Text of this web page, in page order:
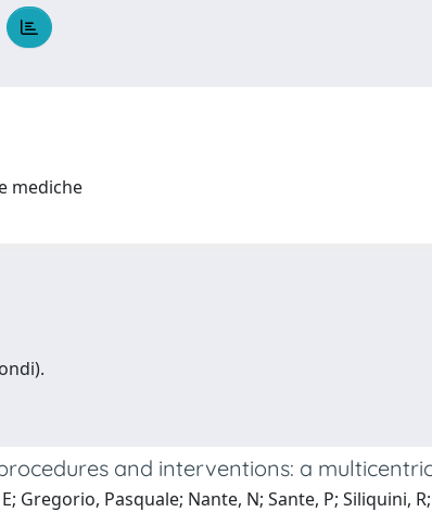
mediche
and interventions: a
Pasquale; Nante, N; Sante, P; Siliquini,